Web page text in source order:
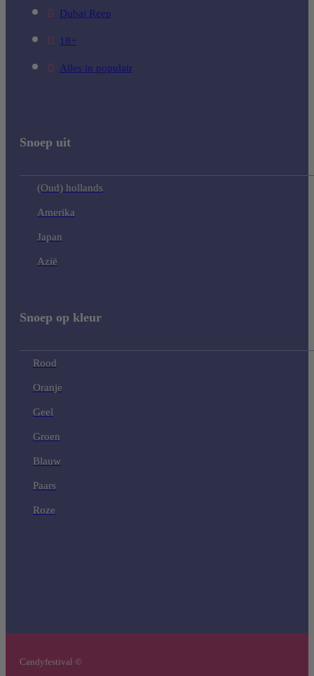
Dubai Reep
18+
Alles in populair
Snoep uit
(Oud) hollands
Amerika
Japan
Azië
Snoep op kleur
Rood
Oranje
Geel
Groen
Blauw
Paars
Roze
Candyfestival ©